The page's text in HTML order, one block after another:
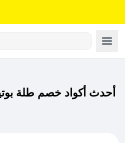
أحدث أكواد خصم طلة